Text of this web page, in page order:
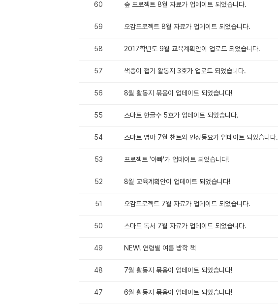
60 숲 프로젝트 8월 자료가 업데이트 되었습니다.
59 오감프로젝트 8월 자료가 업데이트 되었습니다.
58 2017학년도 9월 교육계획안이 업로드 되었습니다.
57 색종이 접기 활동지 3호가 업로드 되었습니다.
56 8월 활동지 묶음이 업데이트 되었습니다!
55 스마트 한글수 5호가 업데이트 되었습니다.
54 스마트 영아 7월 챈트와 인성동요가 업데이트 되었습니다.
53 프로젝트 '아빠'가 업데이트 되었습니다!
52 8월 교육계획안이 업데이트 되었습니다!
51 오감프로젝트 7월 자료가 업데이트 되었습니다.
50 스마트 독서 7월 자료가 업데이트 되었습니다.
49 NEW! 연령별 여름 방학 책
48 7월 활동지 묶음이 업데이트 되었습니다!
47 6월 활동지 묶음이 업데이트 되었습니다!